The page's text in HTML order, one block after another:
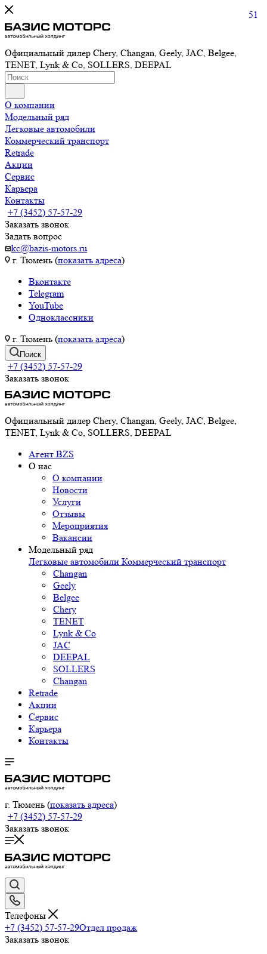
Официальный дилер Chery, Changan, Geely, JAC, Belgee,
TENET, Lynk & Co, SOLLERS, DEEPAL
О компании
Модельный ряд
Легковые автомобили
Коммерческий транспорт
Retrade
Акции
Сервис
Карьера
Контакты
+7 (3452) 57-57-29
Заказать звонок
Задать вопрос
kc@bazis-motors.ru
г. Тюмень (показать адреса)
Вконтакте
Telegram
YouTube
Одноклассники
г. Тюмень (показать адреса)
Поиск
+7 (3452) 57-57-29
Заказать звонок
Официальный дилер Chery, Changan, Geely, JAC, Belgee,
TENET, Lynk & Co, SOLLERS, DEEPAL
Агент BZS
О нас
О компании
Новости
Услуги
Отзывы
Мероприятия
Вакансии
Модельный ряд
Легковые автомобили Коммерческий транспорт
Changan
Geely
Belgee
Chery
TENET
Lynk & Co
JAC
DEEPAL
SOLLERS
Changan
Retrade
Акции
Сервис
Карьера
Контакты
г. Тюмень (показать адреса)
+7 (3452) 57-57-29
Заказать звонок
Телефоны
+7 (3452) 57-57-29Отдел продаж
Заказать звонок
51